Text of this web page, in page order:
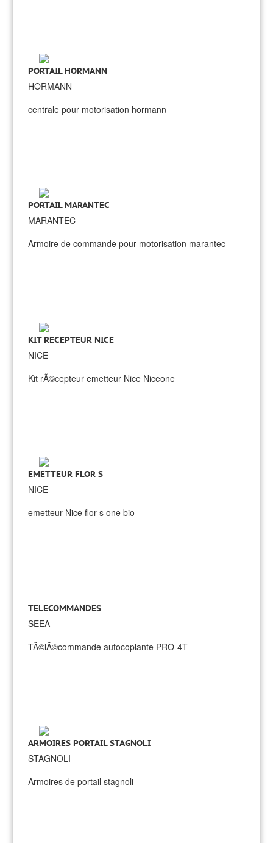
PORTAIL HORMANN
HORMANN
centrale pour motorisation hormann
PORTAIL MARANTEC
MARANTEC
Armoire de commande pour motorisation marantec
KIT RECEPTEUR NICE
NICE
Kit rÃ©cepteur emetteur Nice Niceone
EMETTEUR FLOR S
NICE
emetteur Nice flor-s one bio
TELECOMMANDES
SEEA
TÃ©lÃ©commande autocopiante PRO-4T
ARMOIRES PORTAIL STAGNOLI
STAGNOLI
Armoires de portail stagnoli